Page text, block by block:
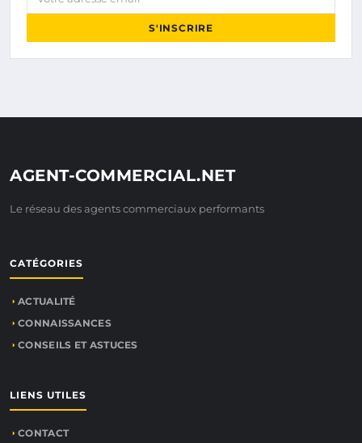
S'INSCRIRE
AGENT-COMMERCIAL.NET
Le réseau des agents commerciaux performants
CATÉGORIES
ACTUALITÉ
CONNAISSANCES
CONSEILS ET ASTUCES
LIENS UTILES
CONTACT